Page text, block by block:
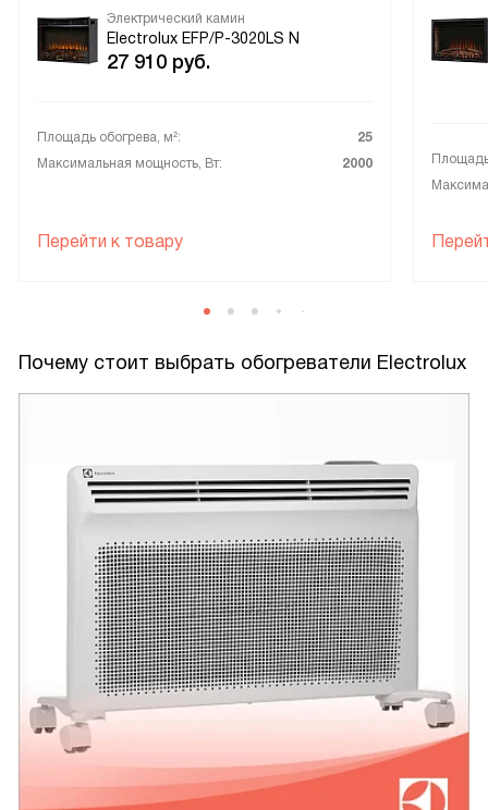
Электрический камин
Electrolux EFP/P-3020LS N
27 910 руб.
Площадь обогрева, м²:
25
Максимальная мощность, Вт:
2000
Перейти к товару
Почему стоит выбрать обогреватели Electrolux